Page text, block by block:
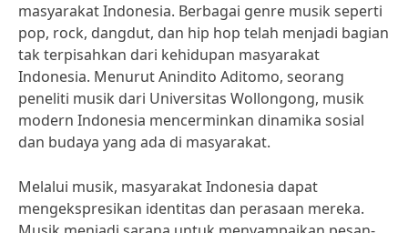
masyarakat Indonesia. Berbagai genre musik seperti
pop, rock, dangdut, dan hip hop telah menjadi bagian
tak terpisahkan dari kehidupan masyarakat
Indonesia. Menurut Anindito Aditomo, seorang
peneliti musik dari Universitas Wollongong, musik
modern Indonesia mencerminkan dinamika sosial
dan budaya yang ada di masyarakat.
Melalui musik, masyarakat Indonesia dapat
mengekspresikan identitas dan perasaan mereka.